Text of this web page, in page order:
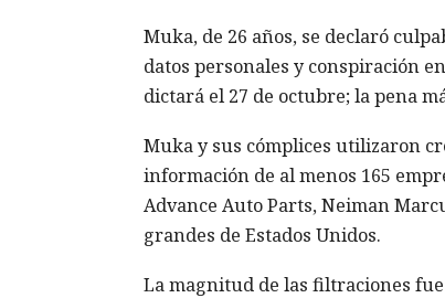
Muka, de 26 años, se declaró
datos personales y conspiración
dictará el 27 de octubre; la pena
Muka y sus cómplices utilizaron
información de al menos 165
Advance Auto Parts, Neiman
grandes de Estados Unidos.
La magnitud de las filtraciones